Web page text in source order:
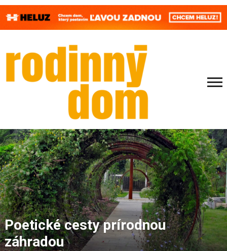
Poetické cesty prírodnou
záhradou